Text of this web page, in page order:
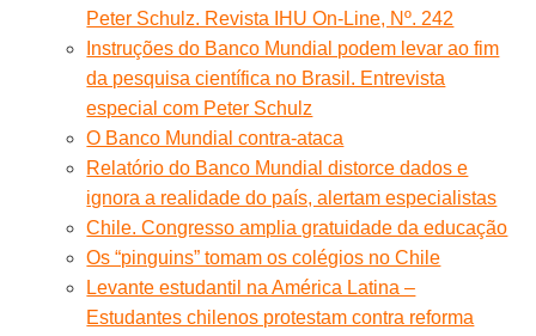
Peter Schulz. Revista IHU On-Line, Nº. 242
Instruções do Banco Mundial podem levar ao fim
da pesquisa científica no Brasil. Entrevista
especial com Peter Schulz
O Banco Mundial contra-ataca
Relatório do Banco Mundial distorce dados e
ignora a realidade do país, alertam especialistas
Chile. Congresso amplia gratuidade da educação
Os “pinguins” tomam os colégios no Chile
Levante estudantil na América Latina –
Estudantes chilenos protestam contra reforma